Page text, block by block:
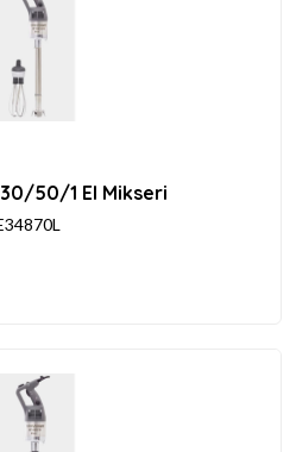
50/1 El Mikseri